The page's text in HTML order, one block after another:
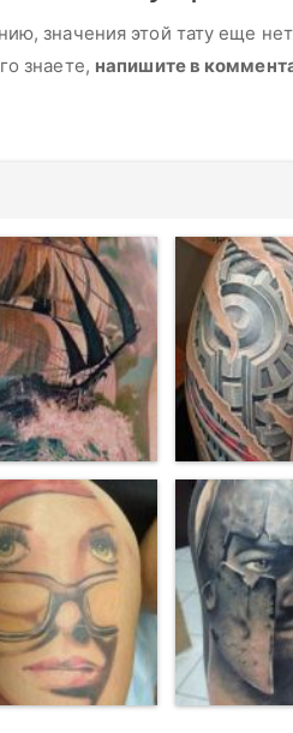
значения этой тату еще
знаете, напишите в